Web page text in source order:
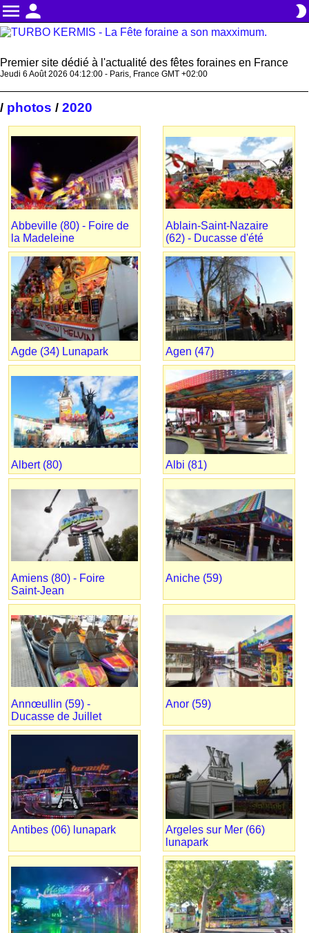
menu person brightness_2
Premier site dédié à l'actualité des fêtes foraines en France
Jeudi 6 Août 2026 04:12:03 - Paris, France GMT +02:00
/ photos / 2020
Abbeville (80) - Foire de
la Madeleine
Ablain-Saint-Nazaire
(62) - Ducasse d'été
Agde (34) Lunapark Agen (47)
Albert (80) Albi (81)
Amiens (80) - Foire
Saint-Jean
Aniche (59)
Annœullin (59) -
Ducasse de Juillet
Anor (59)
Antibes (06) lunapark
Argeles sur Mer (66)
lunapark